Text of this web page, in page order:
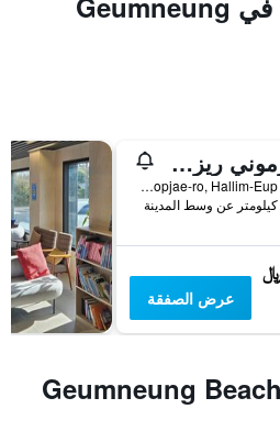
هارموني ريزورت
213, Hyeopjae-ro, Hallim-Eup, جيجو, كوريا الجنوبية
عرض الصفقة